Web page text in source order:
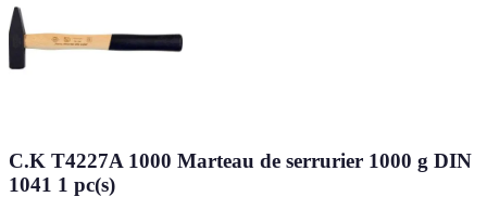
C.K T4227A 1000 Marteau de serrurier 1000 g DIN
1041 1 pc(s)